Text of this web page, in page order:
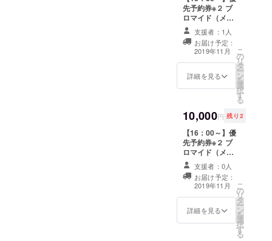
備考欄にご記入
ください。 ※
２）優先予約番
号をお送り致し
ますので、ご予
約が開始されま
フォームの備考
欄にご記入くだ
２名様までのご
予約となりま
す。各枠ごとに
リターンがござ
いますのでご注
意ください。 ※
３）ホールキャ
ストから２名ご
指名ください。
ページはこち
ら）
https://mayuriki
先予約券※２ ブ
ロマイド（メイ
ンキャスト） 百
合写真データつ
き診察券※１ ラ
ンダム缶バッジ
セット 推し百合
ＣＰチェキ※３ ※
日】【性別】を
お入れすること
ができますので
備考欄にご記入
ください。 ※
２）優先予約番
号をお送り致し
ますので、ご予
約が開始されま
フォームの備考
欄にご記入くだ
支援者：1人
お届け予定：
2019年11月
詳細を見る
こ
の
リ
タ
ー
ン
を
選
択
す
る
10,000円 残り2
【16：00～】優
先予約券※２ ブ
ロマイド（メイ
ンキャスト） 百
合写真データつ
き診察券※１ ラ
ンダム缶バッジ
セット 推し百合
ＣＰチェキ※３ ※
支援者：0人
お届け予定：
2019年11月
詳細を見る
こ
の
リ
タ
ー
ン
を
選
択
す
る